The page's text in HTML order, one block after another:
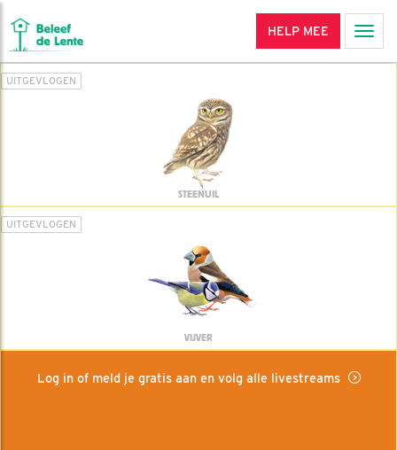
HELP MEE
UITGEVLOGEN
STEENUIL
UITGEVLOGEN
VIJVER
Log in of meld je gratis aan en volg alle livestreams